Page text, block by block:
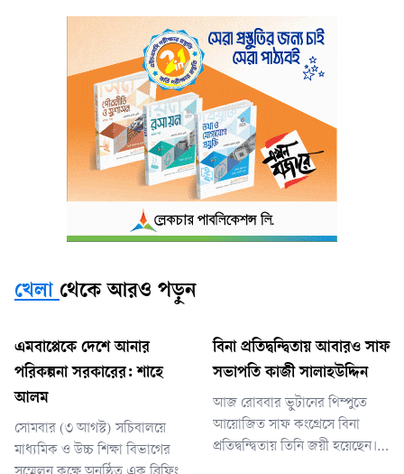
খেলা থেকে আরও পড়ুন
এমবাপ্পেকে দেশে আনার
পরিকল্পনা সরকারের: শাহে
আলম
সোমবার (৩ আগস্ট) সচিবালয়ে
মাধ্যমিক ও উচ্চ শিক্ষা বিভাগের
বিনা প্রতিদ্বন্দ্বিতায় আবারও সাফ
সভাপতি কাজী সালাহউদ্দিন
আজ রোববার ভুটানের থিম্পুতে
আয়োজিত সাফ কংগ্রেসে বিনা
প্রতিদ্বন্দ্বিতায় তিনি জয়ী হয়েছেন।